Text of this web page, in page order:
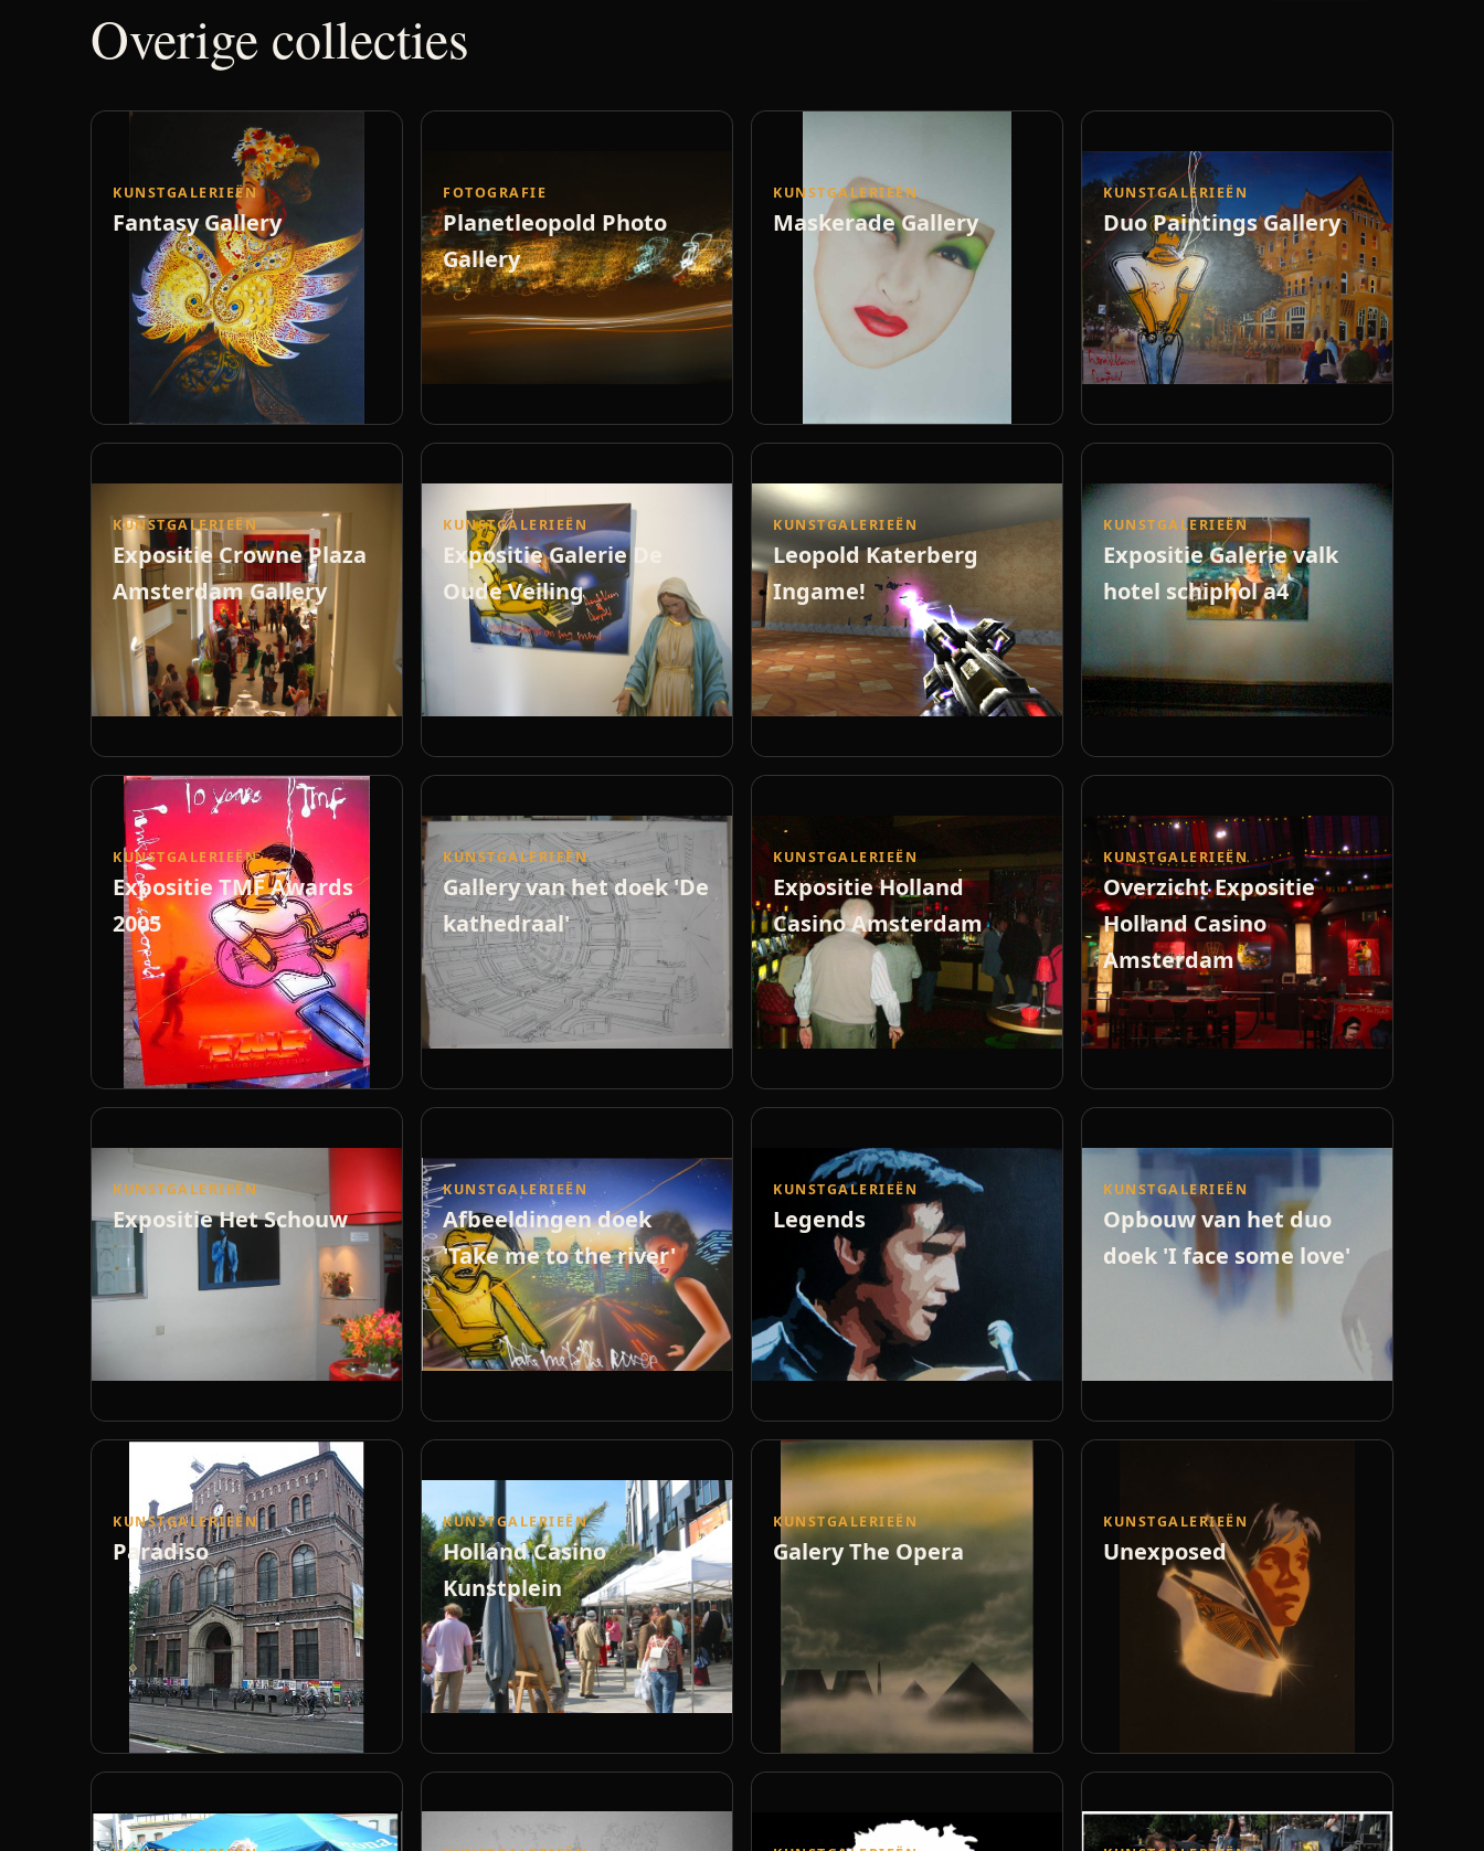
Overige collecties
KUNSTGALERIEËN
Fantasy Gallery
FOTOGRAFIE
Planetleopold Photo
Gallery
KUNSTGALERIEËN
Maskerade Gallery
KUNSTGALERIEËN
Duo Paintings Gallery
KUNSTGALERIEËN
Expositie Crowne Plaza
Amsterdam Gallery
KUNSTGALERIEËN
Expositie Galerie De
Oude Veiling
KUNSTGALERIEËN
Leopold Katerberg
Ingame!
KUNSTGALERIEËN
Expositie Galerie valk
hotel schiphol a4
KUNSTGALERIEËN
Expositie TMF Awards
2005
KUNSTGALERIEËN
Gallery van het doek 'De
kathedraal'
KUNSTGALERIEËN
Expositie Holland
Casino Amsterdam
KUNSTGALERIEËN
Overzicht Expositie
Holland Casino
Amsterdam
KUNSTGALERIEËN
Expositie Het Schouw
KUNSTGALERIEËN
Afbeeldingen doek
'Take me to the river'
KUNSTGALERIEËN
Legends
KUNSTGALERIEËN
Opbouw van het duo
doek 'I face some love'
KUNSTGALERIEËN
Paradiso
KUNSTGALERIEËN
Holland Casino
Kunstplein
KUNSTGALERIEËN
Galery The Opera
KUNSTGALERIEËN
Unexposed